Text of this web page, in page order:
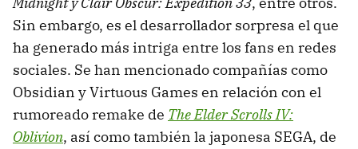
Sin embargo, es el desarrollador sorpresa el que
ha generado más intriga entre los fans en redes
sociales. Se han mencionado compañías como
Obsidian y Virtuous Games en relación con el
rumoreado remake de The Elder Scrolls IV:
Oblivion, así como también la japonesa SEGA, de